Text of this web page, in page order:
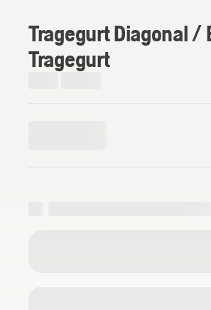
Tragegurt Diagonal /
Tragegurt